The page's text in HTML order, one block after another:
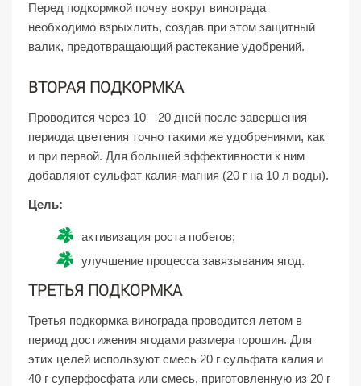
Перед подкормкой почву вокруг винограда
необходимо взрыхлить, создав при этом защитный
валик, предотвращающий растекание удобрений.
ВТОРАЯ ПОДКОРМКА
Проводится через 10—20 дней после завершения
периода цветения точно такими же удобрениями, как
и при первой. Для большей эффективности к ним
добавляют сульфат калия-магния (20 г на 10 л воды).
Цель:
активизация роста побегов;
улучшение процесса завязывания ягод.
ТРЕТЬЯ ПОДКОРМКА
Третья подкормка винограда проводится летом в
период достижения ягодами размера горошин. Для
этих целей используют смесь 20 г сульфата калия и
40 г суперфосфата или смесь, приготовленную из 20 г